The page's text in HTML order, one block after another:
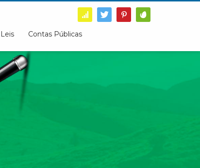
Leis
Contas Públicas